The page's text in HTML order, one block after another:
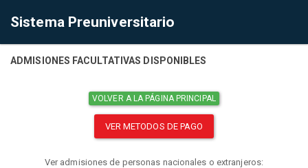
Sistema Preuniversitario
ADMISIONES FACULTATIVAS DISPONIBLES
VOLVER A LA PÁGINA PRINCIPAL
VER METODOS DE PAGO
Ver admisiones de personas nacionales o extranjeros: